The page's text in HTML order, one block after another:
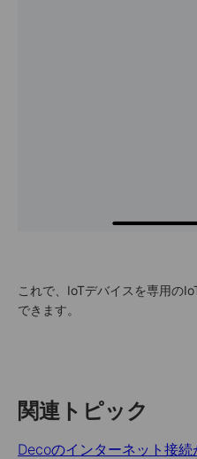
これで、IoTデバイスを専用の
できます。
関連トピック
Decoのインターネット接